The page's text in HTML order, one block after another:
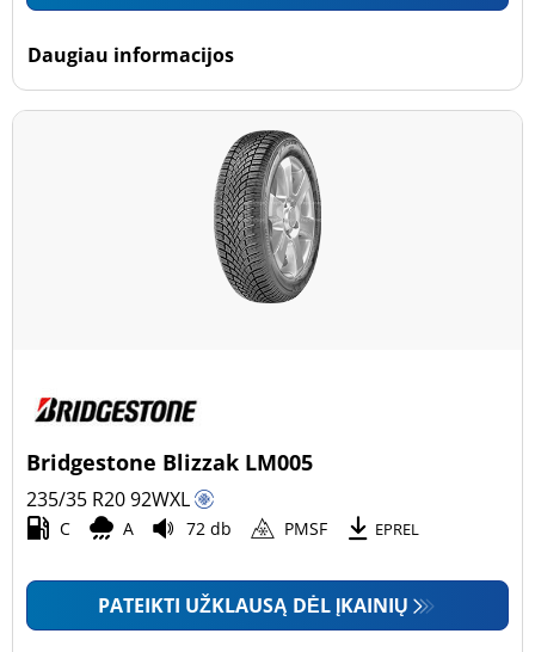
Daugiau informacijos
Bridgestone Blizzak LM005
235/35 R2092WXL
C A 72 db PMSF EPREL
PATEIKTI UŽKLAUSĄ DĖL ĮKAINIŲ